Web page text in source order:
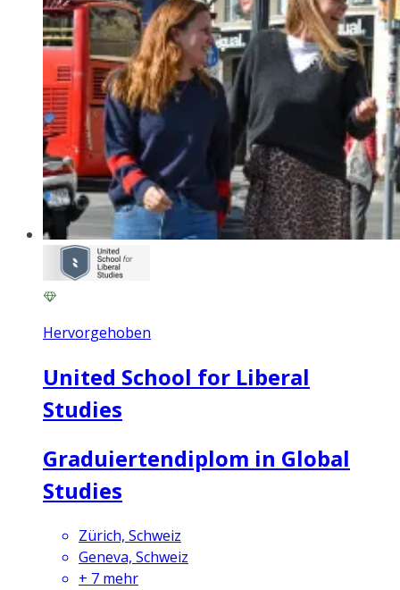
Hervorgehoben
United School for Liberal
Studies
Graduiertendiplom in Global
Studies
Zürich, Schweiz
Geneva, Schweiz
+ 7 mehr